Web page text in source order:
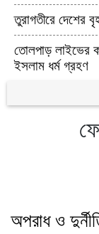
তুরাগতীরে দেশের
তোলপাড় লাইভের
ইসলাম ধর্ম গ্রহণ
অপরাধ ও